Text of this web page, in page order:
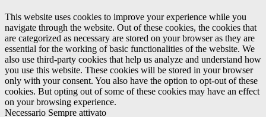
This website uses cookies to improve your experience while you
navigate through the website. Out of these cookies, the cookies that
are categorized as necessary are stored on your browser as they are
essential for the working of basic functionalities of the website. We
also use third-party cookies that help us analyze and understand how
you use this website. These cookies will be stored in your browser
only with your consent. You also have the option to opt-out of these
cookies. But opting out of some of these cookies may have an effect
on your browsing experience.
Necessario Sempre attivato